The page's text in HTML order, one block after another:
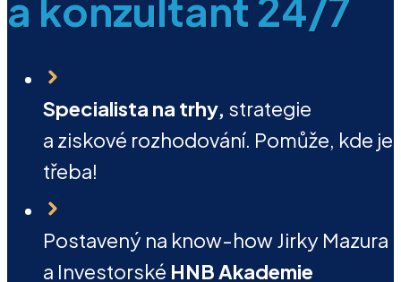
a konzultant 24/7
Specialista na trhy, strategie
a ziskové rozhodování. Pomůže, kde je
třeba!
Postavený na know-how Jirky Mazura
a Investorské HNB Akademie